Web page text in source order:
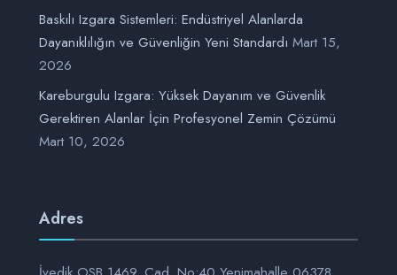
Baskılı Izgara Sistemleri: Endüstriyel Alanlarda
Dayanıklılığın ve Güvenliğin Yeni Standardı Mart 15,
2026
Kareburgulu Izgara: Yüksek Dayanım ve Güvenlik
Gerektiren Alanlar İçin Profesyonel Zemin Çözümü
Mart 10, 2026
Adres